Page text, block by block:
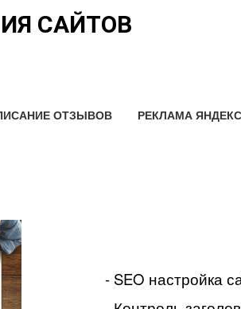
САЙТОВ
ОТЗЫВОВ РЕКЛАМА ЯНДЕКС
- SEO настройка